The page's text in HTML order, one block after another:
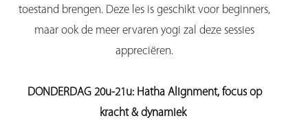
toestand brengen. Deze les is geschikt voor beginners,
maar ook de meer ervaren yogi zal deze sessies
appreciëren.
DONDERDAG 20u-21u: Hatha Alignment, focus op
kracht & dynamiek